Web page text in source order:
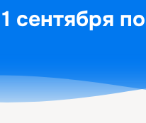
сентября